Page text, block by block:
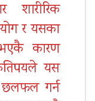
शारीरिक
र यसका
कारण
यस
छलफल गर्न